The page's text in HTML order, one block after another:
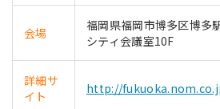
会場
福岡県福岡市博多区博
シティ会議室10F
詳細サ
イト
http://